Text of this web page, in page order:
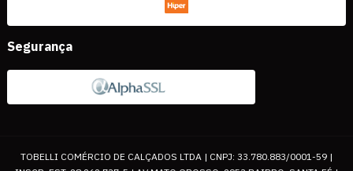
Segurança
TOBELLI COMÉRCIO DE CALÇADOS LTDA | CNPJ: 33.780.883/0001-59 |